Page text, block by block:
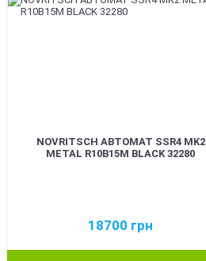
NOVRITSCH АВТОМАТ SSR4 MK2
METAL R10B15M BLACK 32280
18700 грн